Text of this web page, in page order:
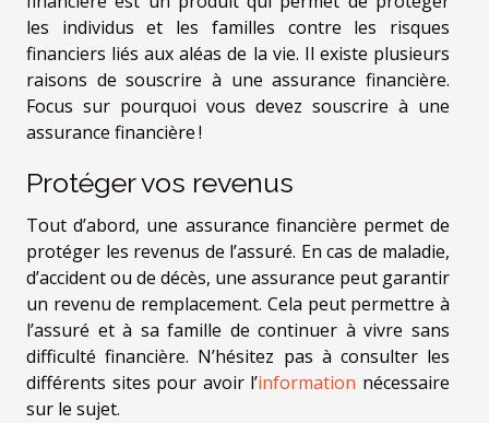
les individus et les familles contre les risques
financiers liés aux aléas de la vie. Il existe plusieurs
raisons de souscrire à une assurance financière.
Focus sur pourquoi vous devez souscrire à une
assurance financière !
Protéger vos revenus
Tout d’abord, une assurance financière permet de
protéger les revenus de l’assuré. En cas de maladie,
d’accident ou de décès, une assurance peut garantir
un revenu de remplacement. Cela peut permettre à
l’assuré et à sa famille de continuer à vivre sans
difficulté financière. N’hésitez pas à consulter les
différents sites pour avoir l’information nécessaire
sur le sujet.